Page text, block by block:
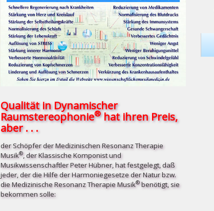
pause
Qualität in Dynamischer
Raumstereophonie®hat ihren Preis,
aber . . .
der Schöpfer der Medizinischen Resonanz Therapie
Musik®, der Klassische Komponist und
Musikwissenschaftler Peter Hübner, hat festgelegt, daß
jeder, der die Hilfe der Harmoniegesetze der Natur bzw.
die Medizinische Resonanz Therapie Musik®benötigt, sie
bekommen solle: